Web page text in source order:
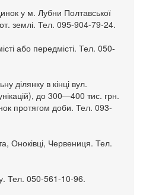
у м. Лубни Полтавської
землі. Тел. 095-904-79-24.
або передмісті. Тел. 050-
ділянку в кінці вул.
до 300—400 тис. грн.
протягом доби. Тел. 093-
Оноківці, Червениця. Тел.
Тел. 050-561-10-96.